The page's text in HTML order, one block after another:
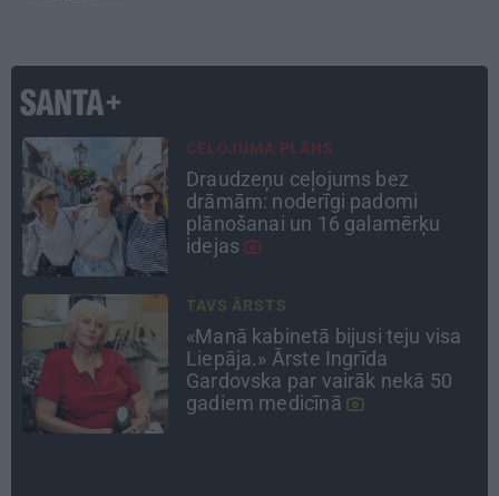
DZĪVESSTĀSTS
Stāsts, kas pārspēj kino
scenārijus: Kā Liepājas zēns
Volfs Ruvinskis kļuva par
Meksikas superzvaigzni
INTERVIJA
«Nevajag kalnos tēlot varoņus!
Tie ātri noliks pie vietas.»
Alpīnists Atis Plakans, kurš
pieredzējis biedra bojāeju